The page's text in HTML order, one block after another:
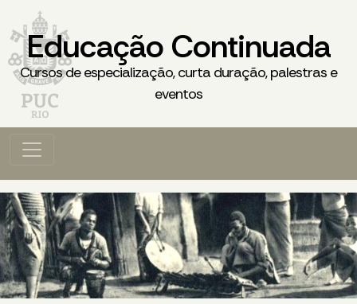
Educação Continuada
Cursos de especialização, curta duração, palestras e
eventos